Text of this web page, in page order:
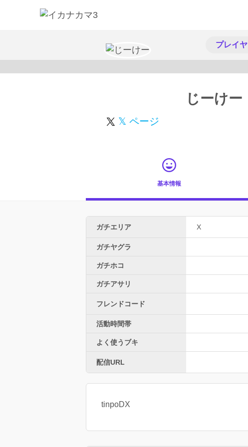
プレイ
じーけー
𝕏 ページ
基本情報
ガチエリア X
ガチヤグラ
ガチホコ
ガチアサリ
フレンドコード
活動時間帯
よく使うブキ
配信URL
tinpoDX